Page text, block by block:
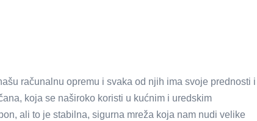
računalnu opremu i svaka od njih ima svoje prednosti i
koja se naširoko koristi u kućnim i uredskim
ali to je stabilna, sigurna mreža koja nam nudi velike